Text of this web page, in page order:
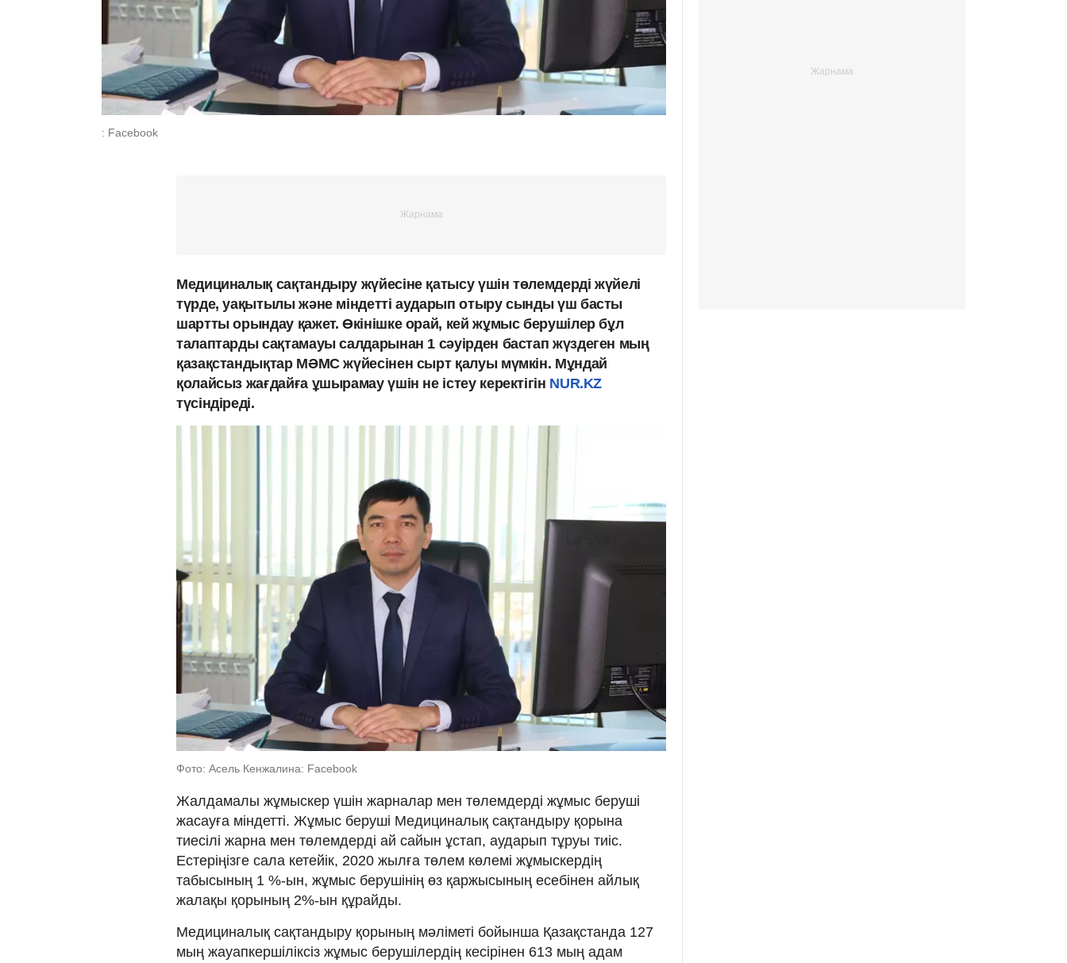
: Facebook
Медициналық сақтандыру жүйесіне қатысу үшін төлемдерді жүйелі
түрде, уақытылы және міндетті аударып отыру сынды үш басты
шартты орындау қажет. Өкінішке орай, кей жұмыс берушілер бұл
талаптарды сақтамауы салдарынан 1 сәуірден бастап жүздеген мың
қазақстандықтар МӘМС жүйесінен сырт қалуы мүмкін. Мұндай
қолайсыз жағдайға ұшырамау үшін не істеу керектігін NUR.KZ
түсіндіреді.
Фото: Асель Кенжалина: Facebook
Жалдамалы жұмыскер үшін жарналар мен төлемдерді жұмыс беруші
жасауға міндетті. Жұмыс беруші Медициналық сақтандыру қорына
тиесілі жарна мен төлемдерді ай сайын ұстап, аударып тұруы тиіс.
Естеріңізге сала кетейік, 2020 жылға төлем көлемі жұмыскердің
табысының 1 %-ын, жұмыс берушінің өз қаржысының есебінен айлық
жалақы қорының 2%-ын құрайды.
Медициналық сақтандыру қорының мәліметі бойынша Қазақстанда 127
мың жауапкершіліксіз жұмыс берушілердің кесірінен 613 мың адам